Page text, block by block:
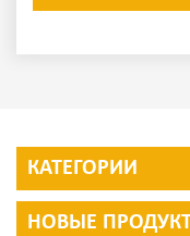
КАТЕГОРИИ
НОВЫЕ